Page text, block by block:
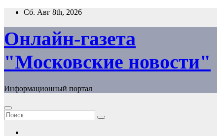
Перейти
содержимому
Сб. Авг 8th, 2026
Онлайн-газета
"Московские новости"
Информационный портал